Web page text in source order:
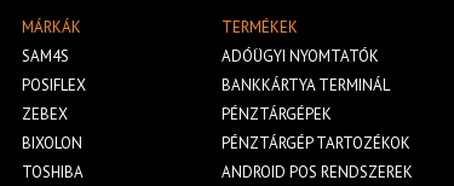
MÁRKÁK
SAM4S
POSIFLEX
ZEBEX
BIXOLON
TOSHIBA
TERMÉKEK
ADÓÜGYI NYOMTATÓK
BANKKÁRTYA TERMINÁL
PÉNZTÁRGÉPEK
PÉNZTÁRGÉP TARTOZÉKOK
ANDROID POS RENDSZEREK